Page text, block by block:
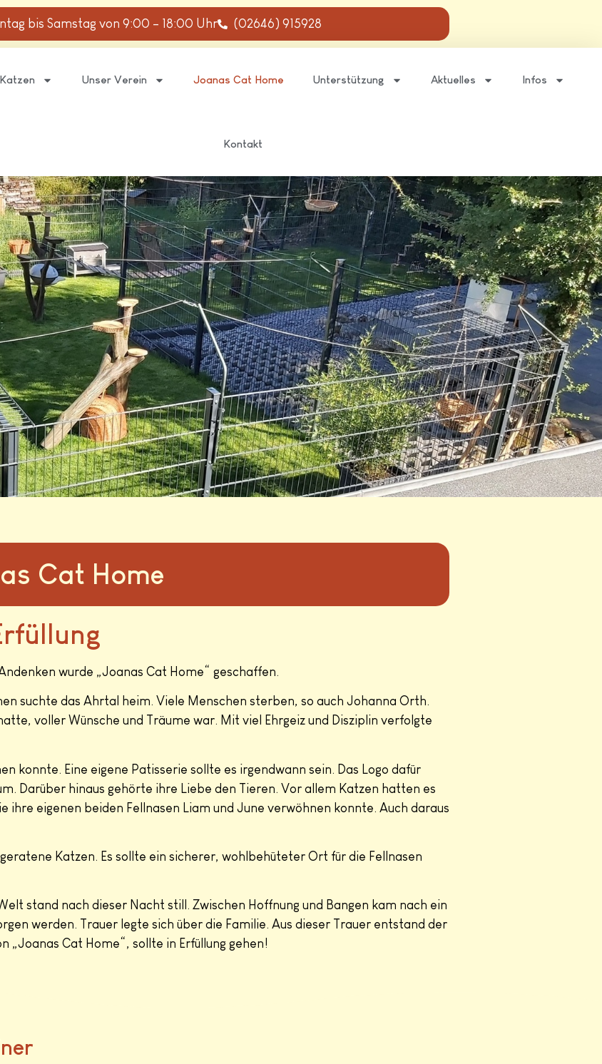
bis Samstag von 9:00 – 18:00 Uhr (02646) 915928
Katzen Unser Verein Joanas Cat Home Unterstützung Aktuelles Infos
Kontakt
Cat Home
wurde „Joanas Cat Home“ geschaffen.
suchte das Ahrtal heim. Viele Menschen sterben, so auch Johanna Orth.
voller Wünsche und Träume war. Mit viel Ehrgeiz und Disziplin verfolgte
konnte. Eine eigene Patisserie sollte es irgendwann sein. Das Logo dafür
Darüber hinaus gehörte ihre Liebe den Tieren. Vor allem Katzen hatten es
ihre eigenen beiden Fellnasen Liam und June verwöhnen konnte. Auch daraus
Katzen. Es sollte ein sicherer, wohlbehüteter Ort für die Fellnasen
stand nach dieser Nacht still. Zwischen Hoffnung und Bangen kam nach ein
werden. Trauer legte sich über die Familie. Aus dieser Trauer entstand der
„Joanas Cat Home“, sollte in Erfüllung gehen!